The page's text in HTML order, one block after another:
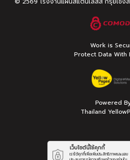
Work is
Protect Data With
Powered
Thailand
เว็บไซต์นี้ใช้คุกกี้
เราใช้คุกกี้เพื่อเพิ่มประสิทธิภาพและมอบ